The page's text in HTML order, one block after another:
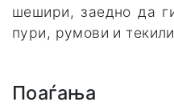
шешири, заедно да
пури, румови и
Поаѓања